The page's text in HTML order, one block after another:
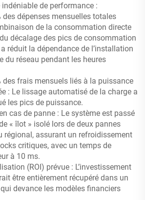
de performance :
des dépenses mensuelles totales
de la consommation directe
décalage des pics de consommation
réduit la dépendance de l’installation
du réseau pendant les heures
des frais mensuels liés à la puissance
: Le lissage automatisé de la charge a
les pics de puissance.
cas de panne : Le système est passé
« îlot » isolé lors de deux pannes
régional, assurant un refroidissement
critiques, avec un temps de
à 10 ms.
(ROI) prévue : L’investissement
être entièrement récupéré dans un
devance les modèles financiers